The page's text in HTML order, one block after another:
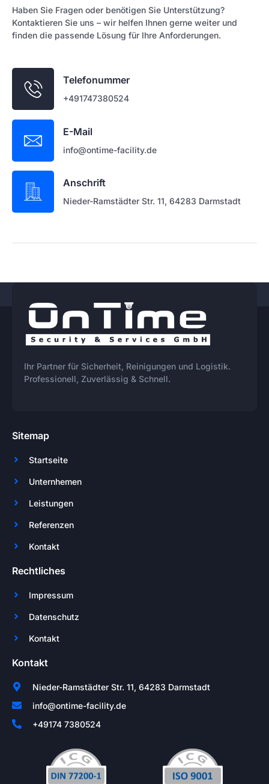
Haben Sie Fragen oder benötigen Sie Unterstützung?
Kontaktieren Sie uns – wir helfen Ihnen gerne weiter und
finden die passende Lösung für Ihre Anforderungen.
Telefonummer
+491747380524
E-Mail
info@ontime-facility.de
Anschrift
Nieder-Ramstädter Str. 11, 64283 Darmstadt
Ihr Partner für Sicherheit, Reinigungen und Logistik.
Professionell, Zuverlässig & Schnell.
Sitemap
Startseite
Unternhemen
Leistungen
Referenzen
Kontakt
Rechtliches
Impressum
Datenschutz
Kontakt
Kontakt
Nieder-Ramstädter Str. 11, 64283 Darmstadt
info@ontime-facility.de
+49174 7380524